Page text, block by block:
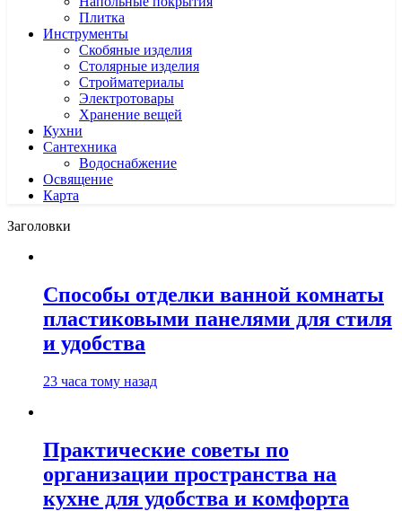
Плитка
Инструменты
Скобяные изделия
Столярные изделия
Стройматериалы
Электротовары
Хранение вещей
Кухни
Сантехника
Водоснабжение
Освящение
Карта
Заголовки
Способы отделки ванной комнаты
пластиковыми панелями для стиля
и удобства
23 часа тому назад
Практические советы по
организации пространства на
кухне для удобства и комфорта